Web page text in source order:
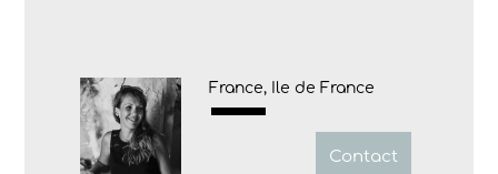
France, Ile de France
Contact